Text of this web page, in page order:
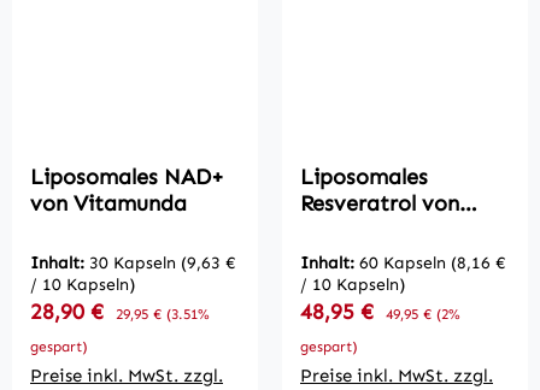
Liposomales NAD+
von Vitamunda
Inhalt: 30 Kapseln (9,63 €
/ 10 Kapseln)
Verkaufspreis:
28,90 € Regulärer Preis:
29,95 € (3.51%
gespart)
Preise inkl. MwSt. zzgl.
Liposomales
Resveratrol von
Inhalt: 60 Kapseln (8,16 €
/ 10 Kapseln)
Verkaufspreis:
48,95 € Regulärer Preis:
49,95 € (2%
gespart)
Preise inkl. MwSt. zzgl.